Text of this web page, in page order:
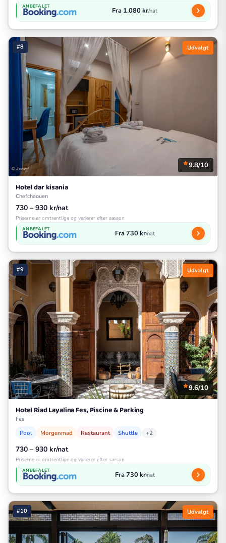
ANBEFALET Fra 1.080 kr/nat
#8 Udvalgt
9.8/10
Hotel dar kisania
Chefchaouen
730 – 930 kr/nat
Priserne er omtrentlige og varierer efter sæson
ANBEFALET Fra 730 kr/nat
#9 Udvalgt
9.6/10
Hotel Riad Layalina Fes, Piscine & Parking
Fes
Pool Morgenmad Restaurant Shuttle +2
730 – 930 kr/nat
Priserne er omtrentlige og varierer efter sæson
ANBEFALET Fra 730 kr/nat
#10 Udvalgt